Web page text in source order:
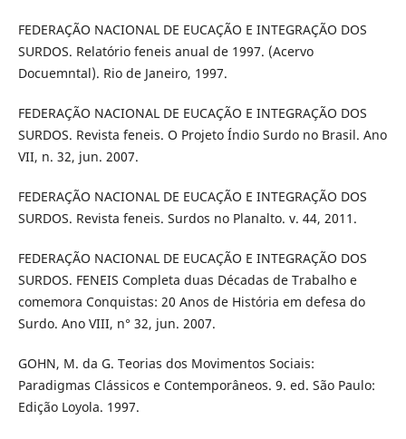
FEDERAÇÃO NACIONAL DE EUCAÇÃO E INTEGRAÇÃO DOS
SURDOS. Relatório feneis anual de 1997. (Acervo
Docuemntal). Rio de Janeiro, 1997.
FEDERAÇÃO NACIONAL DE EUCAÇÃO E INTEGRAÇÃO DOS
SURDOS. Revista feneis. O Projeto Índio Surdo no Brasil. Ano
VII, n. 32, jun. 2007.
FEDERAÇÃO NACIONAL DE EUCAÇÃO E INTEGRAÇÃO DOS
SURDOS. Revista feneis. Surdos no Planalto. v. 44, 2011.
FEDERAÇÃO NACIONAL DE EUCAÇÃO E INTEGRAÇÃO DOS
SURDOS. FENEIS Completa duas Décadas de Trabalho e
comemora Conquistas: 20 Anos de História em defesa do
Surdo. Ano VIII, n° 32, jun. 2007.
GOHN, M. da G. Teorias dos Movimentos Sociais:
Paradigmas Clássicos e Contemporâneos. 9. ed. São Paulo:
Edição Loyola. 1997.